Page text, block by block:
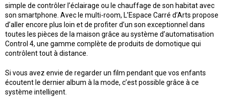
simple de contrôler l’éclairage ou le chauffage de son habitat avec
son smartphone. Avec le multi-room, L’Espace Carré d’Arts propose
d’aller encore plus loin et de profiter d’un son exceptionnel dans
toutes les pièces de la maison grâce au système d’automatisation
Control 4, une gamme complète de produits de domotique qui
contrôlent tout à distance.
Si vous avez envie de regarder un film pendant que vos enfants
écoutent le dernier album à la mode, c’est possible grâce à ce
système intelligent.